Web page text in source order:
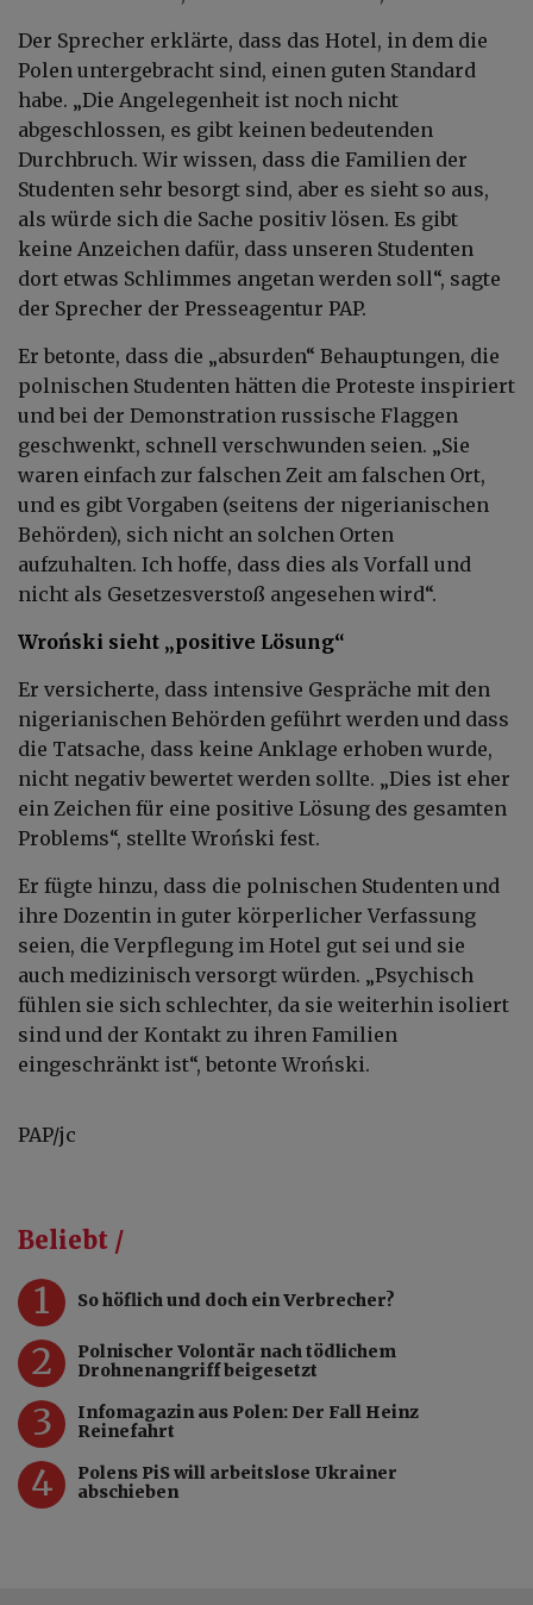
Der Sprecher erklärte, dass das Hotel, in dem die
Polen untergebracht sind, einen guten Standard
habe. „Die Angelegenheit ist noch nicht
abgeschlossen, es gibt keinen bedeutenden
Durchbruch. Wir wissen, dass die Familien der
Studenten sehr besorgt sind, aber es sieht so aus,
als würde sich die Sache positiv lösen. Es gibt
keine Anzeichen dafür, dass unseren Studenten
dort etwas Schlimmes angetan werden soll“, sagte
der Sprecher der Presseagentur PAP.
Er betonte, dass die „absurden“ Behauptungen, die
polnischen Studenten hätten die Proteste inspiriert
und bei der Demonstration russische Flaggen
geschwenkt, schnell verschwunden seien. „Sie
waren einfach zur falschen Zeit am falschen Ort,
und es gibt Vorgaben (seitens der nigerianischen
Behörden), sich nicht an solchen Orten
aufzuhalten. Ich hoffe, dass dies als Vorfall und
nicht als Gesetzesverstoß angesehen wird“.
Wroński sieht „positive Lösung“
Er versicherte, dass intensive Gespräche mit den
nigerianischen Behörden geführt werden und dass
die Tatsache, dass keine Anklage erhoben wurde,
nicht negativ bewertet werden sollte. „Dies ist eher
ein Zeichen für eine positive Lösung des gesamten
Problems“, stellte Wroński fest.
Er fügte hinzu, dass die polnischen Studenten und
ihre Dozentin in guter körperlicher Verfassung
seien, die Verpflegung im Hotel gut sei und sie
auch medizinisch versorgt würden. „Psychisch
fühlen sie sich schlechter, da sie weiterhin isoliert
sind und der Kontakt zu ihren Familien
eingeschränkt ist“, betonte Wroński.
PAP/jc
Beliebt /
1 So höflich und doch ein Verbrecher?
2
Polnischer Volontär nach tödlichem
Drohnenangriff beigesetzt
3
Infomagazin aus Polen: Der Fall Heinz
Reinefahrt
4
Polens PiS will arbeitslose Ukrainer
abschieben